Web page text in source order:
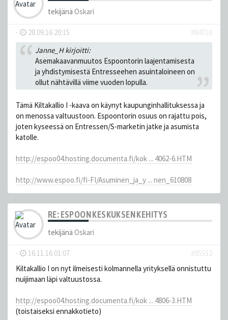
tekijänä Oskari
- 28.09.16 20:15
#84710
Janne_H kirjoitti:
Asemakaavanmuutos Espoontorin laajentamisesta
ja yhdistymisestä Entresseehen asuintaloineen on
ollut nähtävillä viime vuoden lopulla.
Tämä Kiltakallio I -kaava on käynyt kaupunginhallituksessa ja
on menossa valtuustoon. Espoontorin osuus on rajattu pois,
joten kyseessä on Entressen/S-marketin jatke ja asumista
katolle.
http://espoo04.hosting.documenta.fi/kok ... 4062-6.HTM
http://www.espoo.fi/fi-FI/Asuminen_ja_y ... nen_610808
RE: ESPOON KESKUKSEN KEHITYS
tekijänä Oskari
- 16.11.16 01:07
#85552
Kiltakallio I on nyt ilmeisesti kolmannella yrityksellä onnistuttu
nuijimaan läpi valtuustossa.
http://espoo04.hosting.documenta.fi/kok ... 4806-3.HTM
(toistaiseksi ennakkotieto)